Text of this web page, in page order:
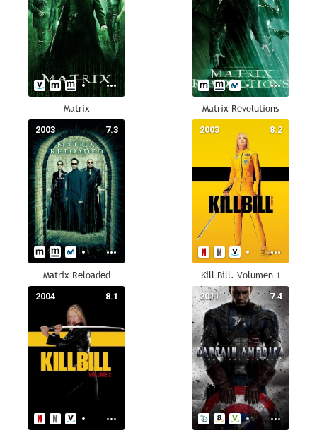
Matrix Matrix Revolutions
7.3
2003
Matrix Reloaded
8.2
2003
Kill Bill. Volumen 1
8.1
2004 7.4
2011